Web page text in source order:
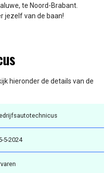
te Noord-Brabant.
jezelf van de baan!
hieronder de details van de
5-2024